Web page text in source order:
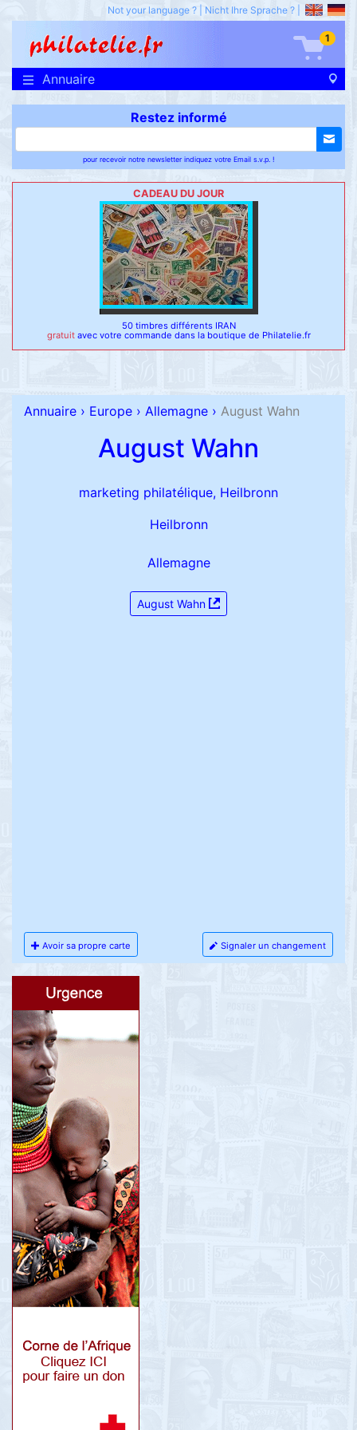
Not your language ? Nicht Ihre Sprache ?
1
Annuaire
Restez informé
pour recevoir notre newsletter indiquez votre Email s.v.p. !
CADEAU DU JOUR
50 timbres différents IRAN
gratuit avec votre commande dans la boutique de Philatelie.fr
Annuaire › Europe › Allemagne › August Wahn
August Wahn
marketing philatélique, Heilbronn
Heilbronn
Allemagne
August Wahn
Avoir sa propre carte Signaler un changement